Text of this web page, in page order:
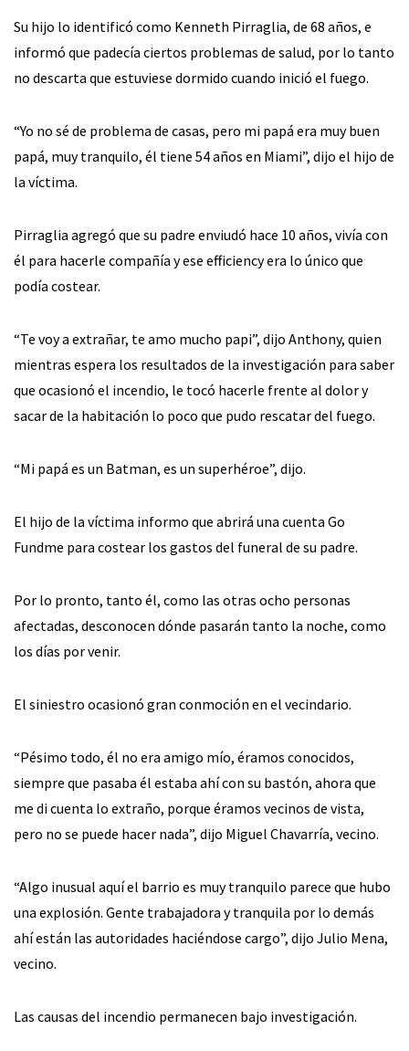
Su hijo lo identificó como Kenneth Pirraglia, de 68 años, e
informó que padecía ciertos problemas de salud, por lo tanto
no descarta que estuviese dormido cuando inició el fuego.
“Yo no sé de problema de casas, pero mi papá era muy buen
papá, muy tranquilo, él tiene 54 años en Miami”, dijo el hijo de
la víctima.
Pirraglia agregó que su padre enviudó hace 10 años, vivía con
él para hacerle compañía y ese efficiency era lo único que
podía costear.
“Te voy a extrañar, te amo mucho papi”, dijo Anthony, quien
mientras espera los resultados de la investigación para saber
que ocasionó el incendio, le tocó hacerle frente al dolor y
sacar de la habitación lo poco que pudo rescatar del fuego.
“Mi papá es un Batman, es un superhéroe”, dijo.
El hijo de la víctima informo que abrirá una cuenta Go
Fundme para costear los gastos del funeral de su padre.
Por lo pronto, tanto él, como las otras ocho personas
afectadas, desconocen dónde pasarán tanto la noche, como
los días por venir.
El siniestro ocasionó gran conmoción en el vecindario.
“Pésimo todo, él no era amigo mío, éramos conocidos,
siempre que pasaba él estaba ahí con su bastón, ahora que
me di cuenta lo extraño, porque éramos vecinos de vista,
pero no se puede hacer nada”, dijo Miguel Chavarría, vecino.
“Algo inusual aquí el barrio es muy tranquilo parece que hubo
una explosión. Gente trabajadora y tranquila por lo demás
ahí están las autoridades haciéndose cargo”, dijo Julio Mena,
vecino.
Las causas del incendio permanecen bajo investigación.